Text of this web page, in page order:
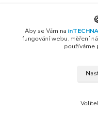
Aby se Vám na
fungování webu, měření
používáme